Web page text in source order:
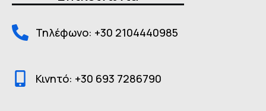
Τηλέφωνο: +30 2104440985
Κινητό: +30 693 7286790